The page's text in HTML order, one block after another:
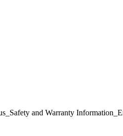
and Warranty